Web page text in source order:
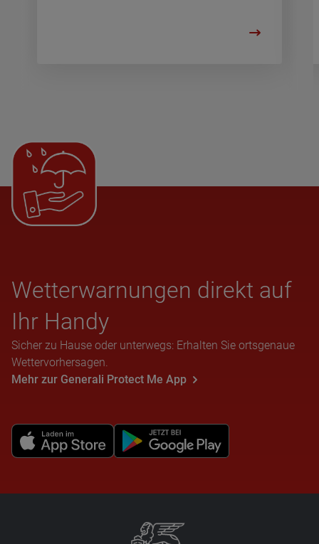
Wet­ter­war­nun­gen direkt auf
Ihr Handy
Sicher zu Hause oder unterwegs: Erhalten Sie ortsgenaue
Wettervorhersagen.
Mehr zur Generali Protect Me App